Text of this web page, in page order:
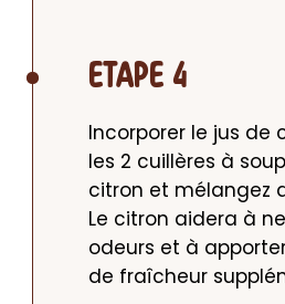
ETAPE 4
Incorporer le jus de
les 2 cuillères à
citron et mélangez
Le citron aidera à
odeurs et à
de fraîcheur